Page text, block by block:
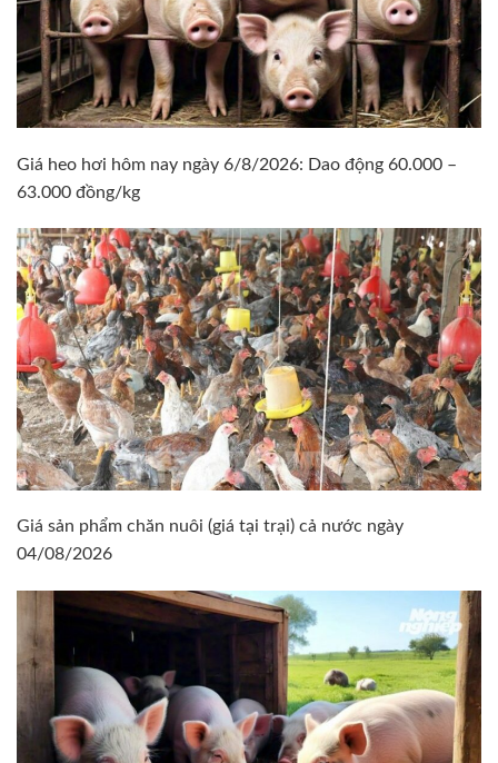
Giá heo hơi hôm nay ngày 6/8/2026: Dao động 60.000 –
63.000 đồng/kg
Giá sản phẩm chăn nuôi (giá tại trại) cả nước ngày
04/08/2026